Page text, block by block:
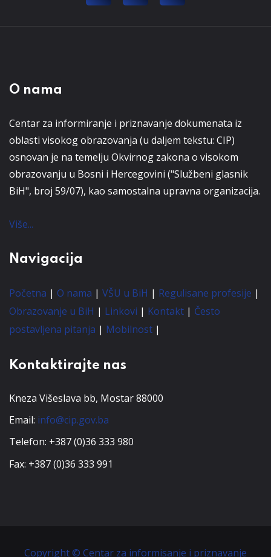
O nama
Centar za informiranje i priznavanje dokumenata iz
oblasti visokog obrazovanja (u daljem tekstu: CIP)
osnovan je na temelju Okvirnog zakona o visokom
obrazovanju u Bosni i Hercegovini ("Službeni glasnik
BiH", broj 59/07), kao samostalna upravna organizacija.
Više...
Navigacija
Početna | O nama | VŠU u BiH | Regulisane profesije |
Obrazovanje u BiH | Linkovi | Kontakt | Često
postavljena pitanja | Mobilnost |
Kontaktirajte nas
Kneza Višeslava bb, Mostar 88000
Email: info@cip.gov.ba
Telefon: +387 (0)36 333 980
Fax: +387 (0)36 333 991
Copyright © Centar za informisanje i priznavanje